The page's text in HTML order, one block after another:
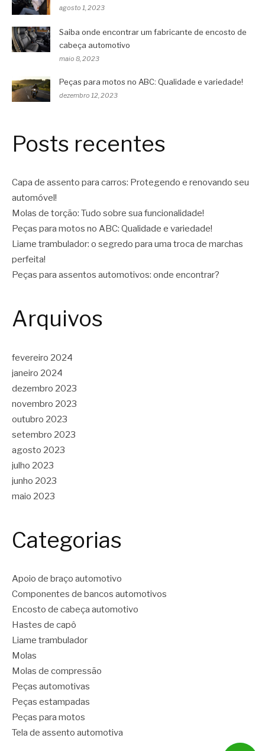
agosto 1, 2023
Saiba onde encontrar um fabricante de encosto de
cabeça automotivo
maio 8, 2023
Peças para motos no ABC: Qualidade e variedade!
dezembro 12, 2023
Posts recentes
Capa de assento para carros: Protegendo e renovando seu
automóvel!
Molas de torção: Tudo sobre sua funcionalidade!
Peças para motos no ABC: Qualidade e variedade!
Liame trambulador: o segredo para uma troca de marchas
perfeita!
Peças para assentos automotivos: onde encontrar?
Arquivos
fevereiro 2024
janeiro 2024
dezembro 2023
novembro 2023
outubro 2023
setembro 2023
agosto 2023
julho 2023
junho 2023
maio 2023
Categorias
Apoio de braço automotivo
Componentes de bancos automotivos
Encosto de cabeça automotivo
Hastes de capô
Liame trambulador
Molas
Molas de compressão
Peças automotivas
Peças estampadas
Peças para motos
Tela de assento automotiva